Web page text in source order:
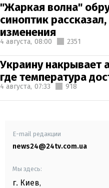
"Жаркая волна"
синоптик
изменения
4 августа, 08:00 2351
Украину накрывает
где температура
4 августа, 07:33 918
E-mail редакции
news24@24tv.com.ua
Мы здесь:
г. Киев,